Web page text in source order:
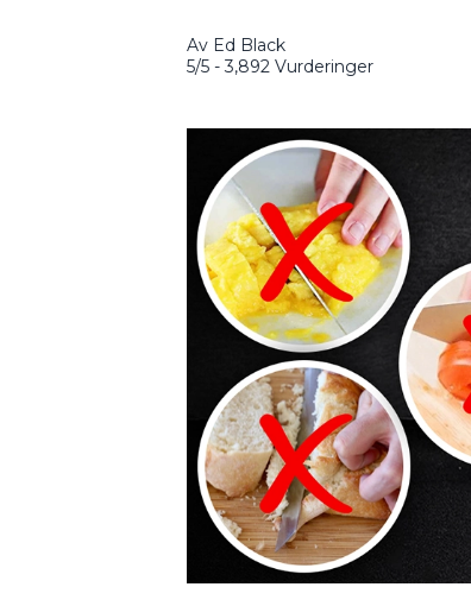
Av Ed Black
5/5 - 3,892 Vurderinger